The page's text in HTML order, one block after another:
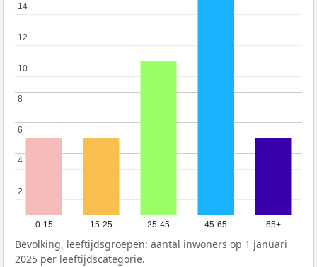
0-15 15-25 25-45 45-65 65+
2
2
4
4
6
6
8
8
10
10
12
12
14
14
Bevolking, leeftijdsgroepen: aantal inwoners op 1 januari
2025 per leeftijdscategorie.